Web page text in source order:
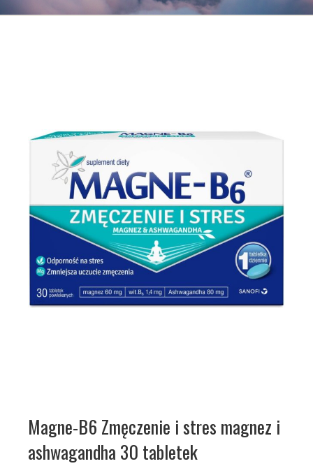
Magne-B6 Zmęczenie i stres magnez i
ashwagandha 30 tabletek